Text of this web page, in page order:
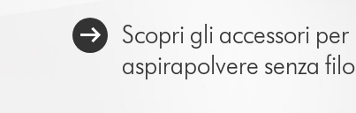
Scopri gli accessori per
aspirapolvere senza filo